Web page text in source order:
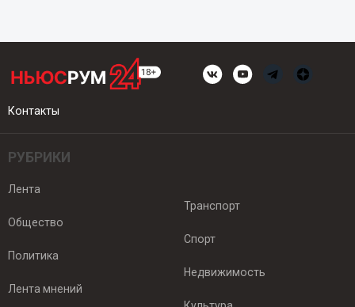
Контакты
РУБРИКИ
Лента
Общество
Политика
Лента мнений
Транспорт
Спорт
Недвижимость